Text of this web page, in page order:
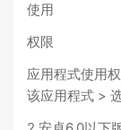
使用
权限
应用程式使用
该应用程式 >